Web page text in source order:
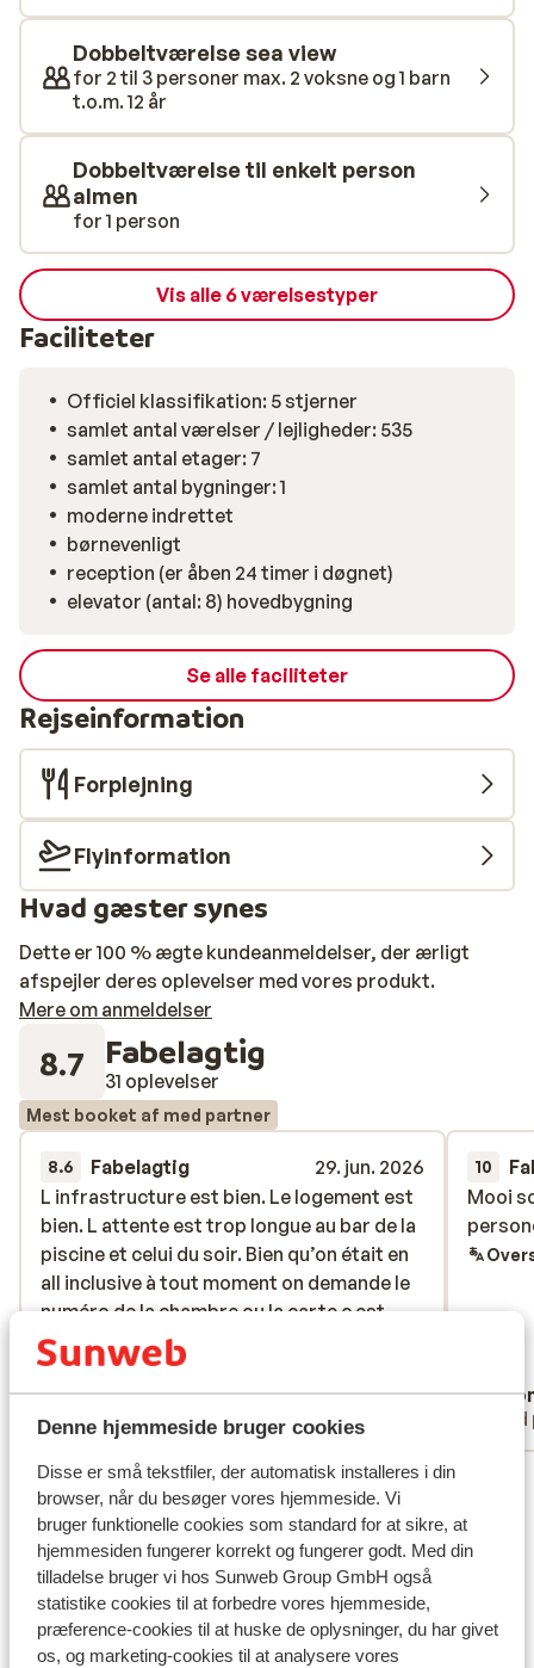
Denne hjemmeside bruger cookies
Disse er små tekstfiler, der automatisk installeres i din
browser, når du besøger vores hjemmeside. Vi
bruger funktionelle cookies som standard for at sikre, at
hjemmesiden fungerer korrekt og fungerer godt. Med din
tilladelse bruger vi hos Sunweb Group GmbH også
statistike cookies til at forbedre vores hjemmeside,
præference-cookies til at huske de oplysninger, du har givet
os, og marketing-cookies til at analysere vores
restauranter.
Dobbeltværelse sea view
for 2 til 3 personer max. 2 voksne og 1 barn
t.o.m. 12 år
Dobbeltværelse til enkelt person
almen
for 1 person
Vis alle 6 værelsestyper
Faciliteter
Officiel klassifikation: 5 stjerner
samlet antal værelser / lejligheder: 535
samlet antal etager: 7
samlet antal bygninger: 1
moderne indrettet
børnevenligt
reception (er åben 24 timer i døgnet)
elevator (antal: 8) hovedbygning
Se alle faciliteter
Rejseinformation
Forplejning
Flyinformation
Hvad gæster synes
Dette er 100 % ægte kundeanmeldelser, der ærligt
afspejler deres oplevelser med vores produkt.
Mere om anmeldelser
8.7 Fabelagtig
31 oplevelser
Mest booket af med partner
8.6 Fabelagtig
29. jun. 2026
L infrastructure est bien. Le logement est
bien. L attente est trop longue au bar de la
piscine et celui du soir. Bien qu’on était en
all inclusive à tout moment on demande le
numéro de la chambre ou la carte c est
contraignant.
L infrastructure est bien. Le logement est
bien. L attente est trop longue au bar de la
piscine et celui du soir. Bien qu’on était en
all inclusive à tout moment on demande le
numéro de la chambre ou la carte c est
contraignant.
Oversæt til dansk (DA)
Anonym
Med familie
10
Mooi
Mooi
Se alle 31 anmeldelser
Lokation
Se på kort